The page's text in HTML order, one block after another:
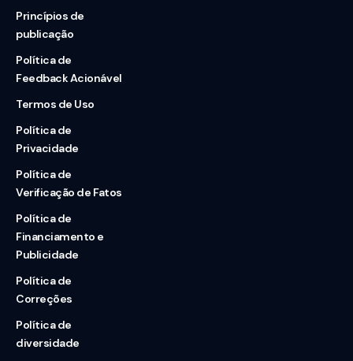
Princípios de
publicação
Política de
Feedback Acionável
Termos de Uso
Política de
Privacidade
Política de
Verificação de Fatos
Política de
Financiamento e
Publicidade
Política de
Correções
Política de
diversidade